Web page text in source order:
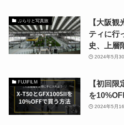
ぶらりと写真旅
【大阪
ティに行
史、上層
2024年5月
FUJIFILM
【初回
を
2024年5月